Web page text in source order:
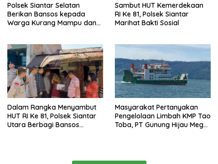
Polsek Siantar Selatan
Berikan Bansos kepada
Warga Kurang Mampu dan
Sambut HUT Kemerdekaan
RI Ke 81, Polsek Siantar
Marihat Bakti Sosial
Dalam Rangka Menyambut
HUT RI Ke 81, Polsek Siantar
Utara Berbagi Bansos
Masyarakat Pertanyakan
Pengelolaan Limbah KMP Tao
Toba, PT Gunung Hijau Mega